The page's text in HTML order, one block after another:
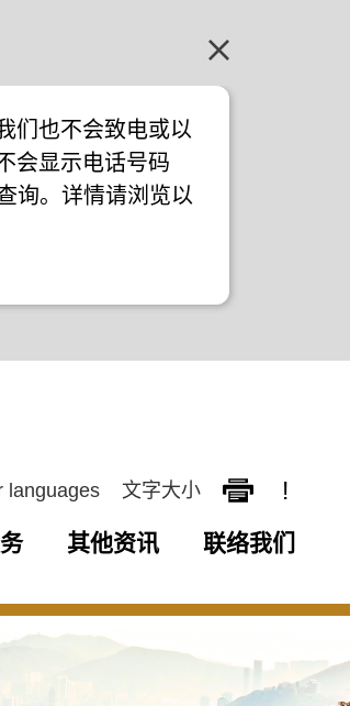
们也不会致电或以
会显示电话号码
询。详情请浏览以
languages 文字大小 !
其他资讯 联络我们